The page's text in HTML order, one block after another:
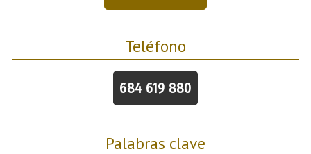
Teléfono
684 619 880
Palabras clave